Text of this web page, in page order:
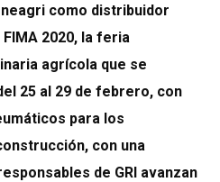
como distribuidor
2020, la feria
agrícola que se
25 al 29 de febrero, con
para los
con una
de GRI avanzan